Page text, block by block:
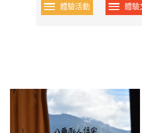
體驗活動 體驗